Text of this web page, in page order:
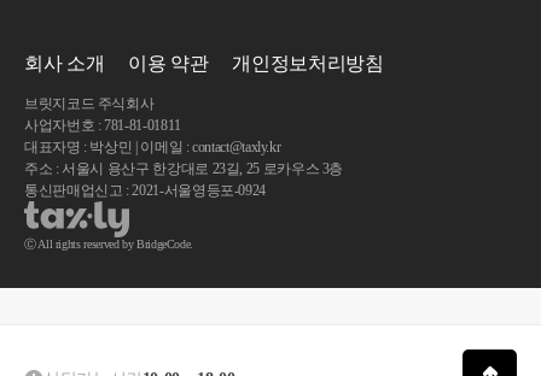
회사 소개 이용 약관 개인정보처리방침
브릿지코드 주식회사
사업자번호 : 781-81-01811
대표자명 : 박상민 | 이메일 : contact@taxly.kr
주소 : 서울시 용산구 한강대로 23길, 25 로카우스 3층
통신판매업신고 : 2021-서울영등포-0924
Ⓒ All rights reserved by BridgeCode.